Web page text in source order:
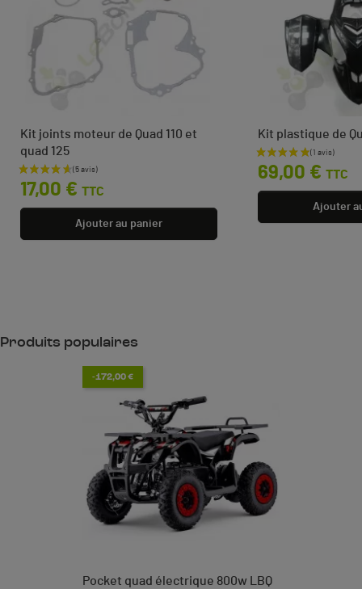
Kit joints moteur de Quad 110 et
quad 125
Prix
17,00 € TTC
Ajouter au panier
Kit plastique de
Prix
69,00 € TTC
Ajouter
Produits populaires
-172,00 €
Pocket quad électrique 800w LBQ